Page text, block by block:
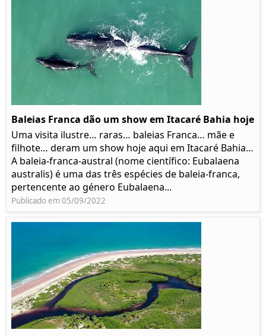
Baleias Franca dão um show em Itacaré Bahia hoje
Uma visita ilustre… raras… baleias Franca… mãe e
filhote… deram um show hoje aqui em Itacaré Bahia…
A baleia-franca-austral (nome científico: Eubalaena
australis) é uma das três espécies de baleia-franca,
pertencente ao género Eubalaena...
Publicado em 05/09/2022